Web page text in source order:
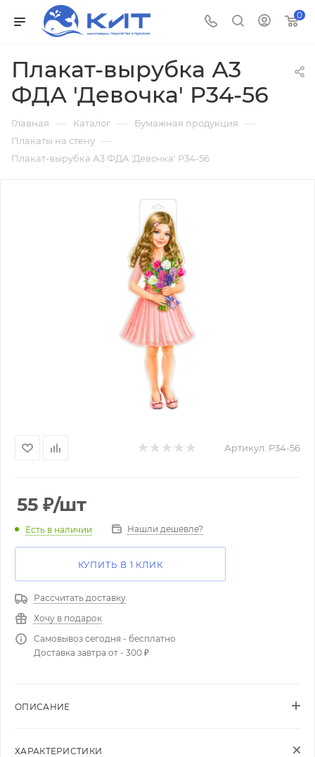
0
Плакат-вырубка А3
ФДА 'Девочка' Р34-56
Главная — Каталог — Бумажная продукция —
Плакаты на стену —
Плакат-вырубка А3 ФДА 'Девочка' Р34-56
Артикул: Р34-56
55 ₽/шт
Есть в наличии Нашли дешевле?
КУПИТЬ В 1 КЛИК
Рассчитать доставку
Хочу в подарок
Самовывоз сегодня - бесплатно
Доставка завтра от - 300 ₽
ОПИСАНИЕ
ХАРАКТЕРИСТИКИ